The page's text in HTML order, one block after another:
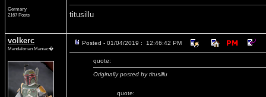
Germany
2167 Posts
titusillu
volkerc
Mandalorian Maniac�
Posted - 01/04/2019 : 12:46:42 PM
quote:
Originally posted by titusillu
quote: